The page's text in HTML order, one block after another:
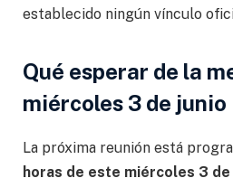
establecido ningún vínculo
Qué esperar de la
miércoles 3 de junio
La próxima reunión está
horas de este miércoles 3 de